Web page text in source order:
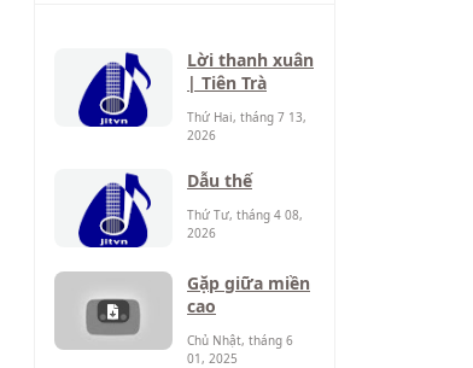
Lời thanh xuân
| Tiên Trà
Thứ Hai, tháng 7 13,
2026
Dẫu thế
Thứ Tư, tháng 4 08,
2026
Gặp giữa miền
cao
Chủ Nhật, tháng 6
01, 2025